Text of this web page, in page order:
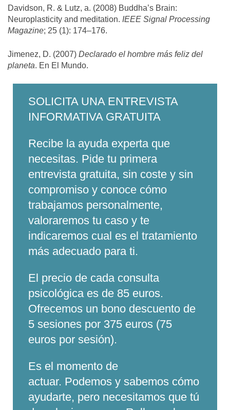
Davidson, R. & Lutz, a. (2008) Buddha’s Brain:
Neuroplasticity and meditation. IEEE Signal Processing
Magazine; 25 (1): 174–176.
Jimenez, D. (2007) Declarado el hombre más feliz del
planeta. En El Mundo.
SOLICITA UNA ENTREVISTA
INFORMATIVA GRATUITA
Recibe la ayuda experta que
necesitas. Pide tu primera
entrevista gratuita, sin coste y sin
compromiso y conoce cómo
trabajamos personalmente,
valoraremos tu caso y te
indicaremos cual es el tratamiento
más adecuado para ti.
El precio de cada consulta
psicológica es de 85 euros.
Ofrecemos un bono descuento de
5 sesiones por 375 euros (75
euros por sesión).
Es el momento de
actuar. Podemos y sabemos cómo
ayudarte, pero necesitamos que tú